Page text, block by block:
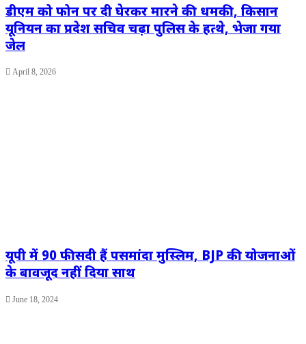
डीएम को फोन पर दी घेरकर मारने की धमकी, किसान
यूनियन का प्रदेश सचिव चढ़ा पुलिस के हत्थे, भेजा गया
जेल
April 8, 2026
यूपी में 90 फीसदी हैं पसमांदा मुस्लिम, BJP की योजनाओं
के बावजूद नहीं दिया साथ
June 18, 2024